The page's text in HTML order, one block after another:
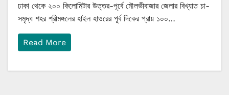
ঢাকা থেকে ২০০ কিলোমিটার উত্তর-পূর্বে মৌলভীবাজার জেলার বিখ্যাত চা-
সমৃদ্ধ শহর শ্রীমঙ্গলের হাইল হাওরের পূর্ব দিকের প্রায় ১০০…
Read More